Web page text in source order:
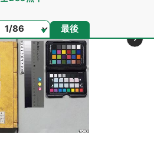
ージ 最後